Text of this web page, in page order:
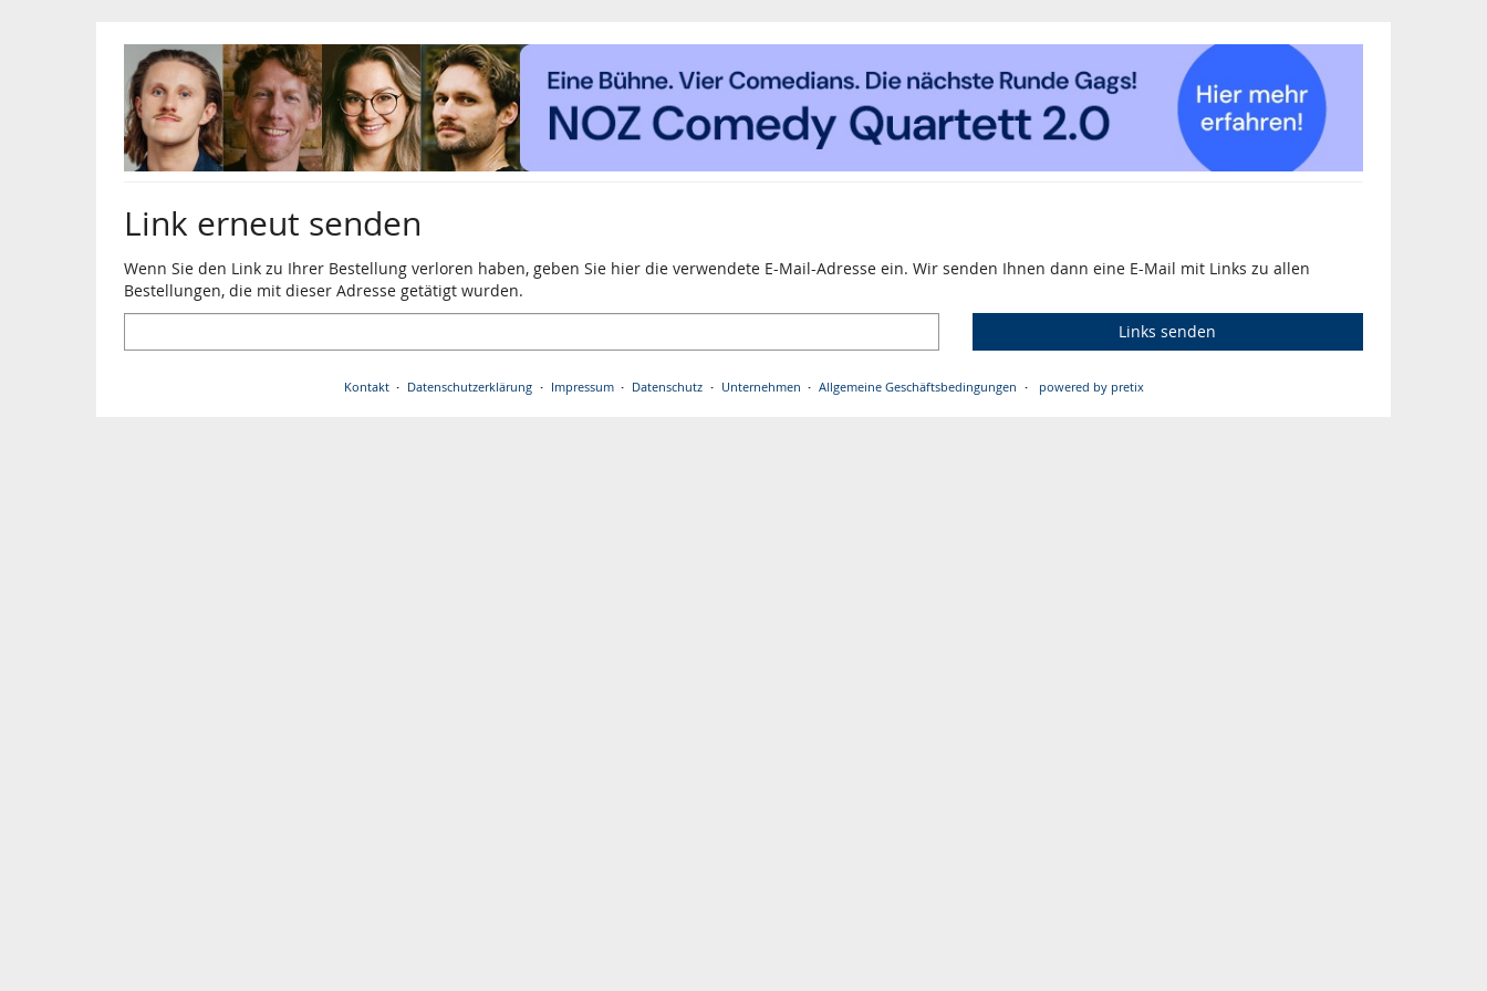
Link erneut senden
Wenn Sie den Link zu Ihrer Bestellung verloren haben, geben Sie hier die verwendete E-Mail-Adresse ein. Wir senden Ihnen dann eine E-Mail mit Links zu allen
Bestellungen, die mit dieser Adresse getätigt wurden.
Mail
Links senden
Kontakt Datenschutzerklärung Impressum Datenschutz Unternehmen Allgemeine Geschäftsbedingungen powered by pretix